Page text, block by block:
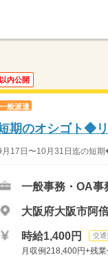
内公開
一般派遣
期のオシゴト◆
月17日〜10月31日迄の短
一般事務・OA事
大阪府大阪市阿
時給1,400円 交通
月収例218,400円+残